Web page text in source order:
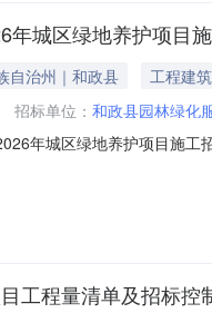
年城区绿地养护项目
自治州｜和政县
工程建筑
招标单位： 和政县园林绿化
年城区绿地养护项目施
价否是否重大项目否是否
工程量清单及招标